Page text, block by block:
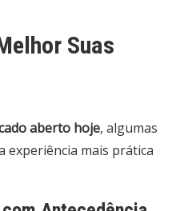
Suas
aberto hoje, algumas
mais prática